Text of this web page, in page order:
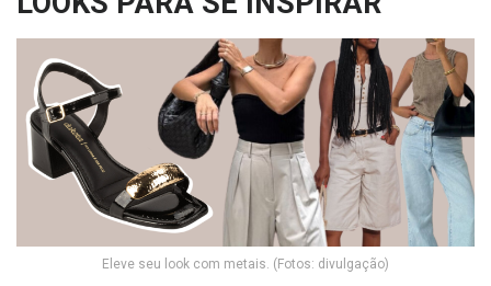
Eleve seu look com metais. (Fotos: divulgação)